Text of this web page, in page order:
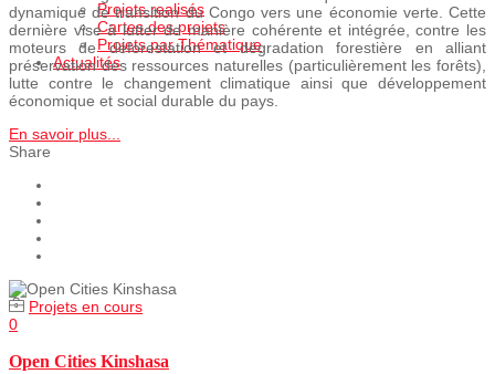
Projets realisés
Cartes des projets
Projets par Thématique
Actualités
dynamique de transition du Congo vers une économie verte. Cette
dernière vise à lutter de manière cohérente et intégrée, contre les
moteurs de déforestation et dégradation forestière en alliant
préservation des ressources naturelles (particulièrement les forêts),
lutte contre le changement climatique ainsi que développement
économique et social durable du pays.
En savoir plus...
Share
Projets en cours
0
Open Cities Kinshasa